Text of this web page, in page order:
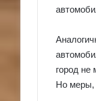
город не
Но меры,